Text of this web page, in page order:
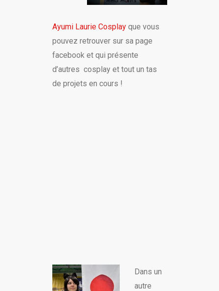
Ayumi Laurie Cosplayque vous
pouvez retrouver sur sa page
facebook et qui présente
d’autres cosplay et tout un tas
de projets en cours !
Dans un
autre